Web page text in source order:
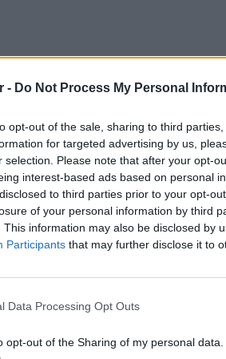
- Do Not Process My Personal
opt-out of the sale, sharing to third
for targeted advertising by us,
selection. Please note that after your opt-
interest-based ads based on personal
to third parties prior to your opt-
of your personal information by third
This information may also be disclosed by
Participants that may further disclose it to
Data Processing Opt Outs
opt-out of the Sharing of my personal data.
στην ιστορία του
συμβολισμούς, οι οποίοι
θέασης της ταινίας, μια
λίγο παλαιότερη, συνήθως
μια ολόκληρη εποχή και